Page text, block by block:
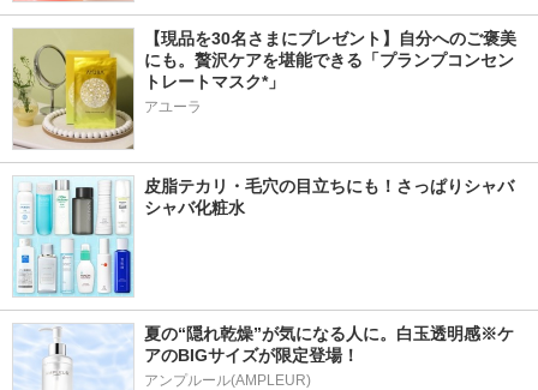
【現品を30名さまにプレゼント】自分へのご褒美
にも。贅沢ケアを堪能できる「プランプコンセン
トレートマスク*」
アユーラ
皮脂テカリ・毛穴の目立ちにも！さっぱりシャバ
シャバ化粧水
夏の“隠れ乾燥”が気になる人に。白玉透明感※ケ
アのBIGサイズが限定登場！
アンプルール(AMPLEUR)